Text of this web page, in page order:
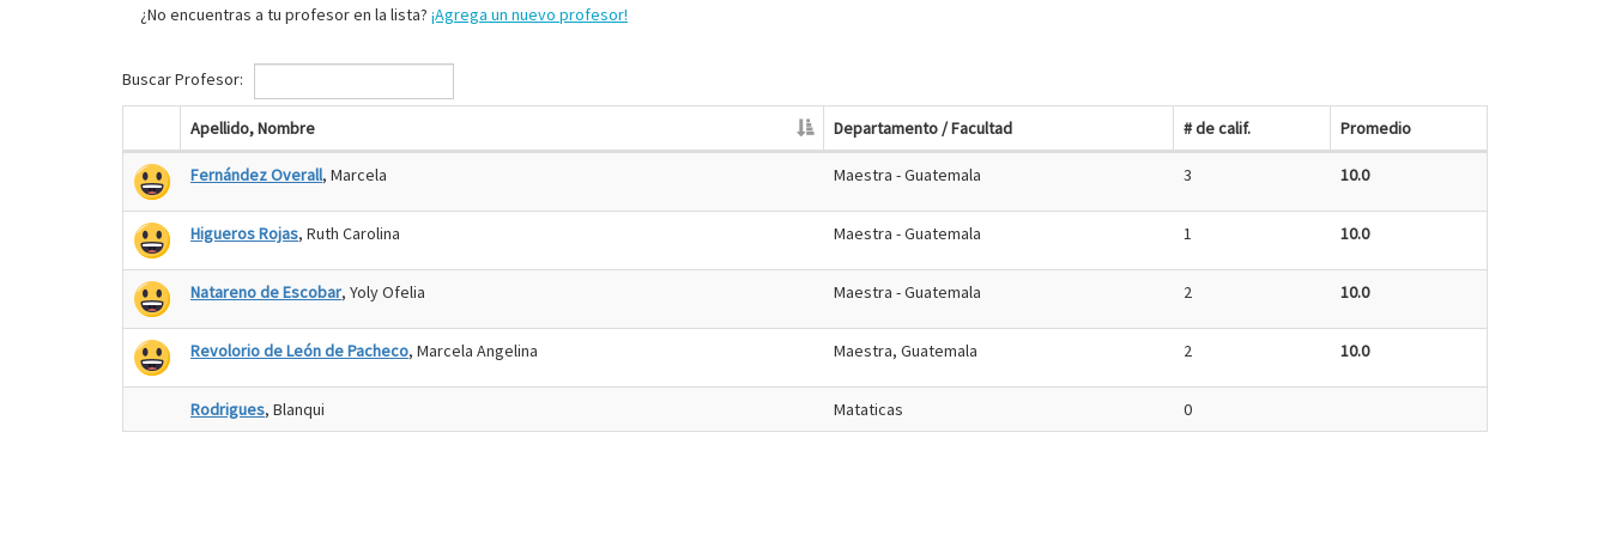
¿No encuentras a tu profesor en la lista? ¡Agrega un nuevo profesor!
Buscar Profesor:
Apellido, Nombre Departamento / Facultad # de calif. Promedio
Fernández Overall, Marcela Maestra - Guatemala 3 10.0
Higueros Rojas, Ruth Carolina Maestra - Guatemala 1 10.0
Natareno de Escobar, Yoly Ofelia Maestra - Guatemala 2 10.0
Revolorio de León de Pacheco, Marcela Angelina Maestra, Guatemala 2 10.0
Rodrigues, Blanqui Mataticas 0